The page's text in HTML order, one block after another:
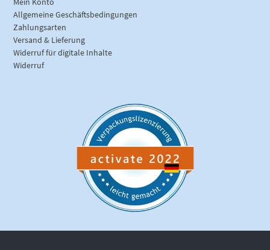
Allgemeine Geschäftsbedingungen
Zahlungsarten
Versand & Lieferung
Widerruf für digitale Inhalte
Widerruf